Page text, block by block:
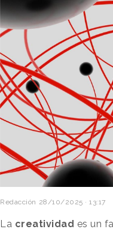
Redacción 28/10/2025 · 13:17
La creatividad es un